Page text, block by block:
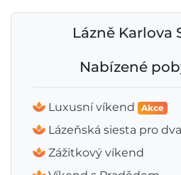
Lázně Karlova
Nabízené
Luxusní víkend Akce
Lázeňská siesta pro dva
Zážitkový víkend